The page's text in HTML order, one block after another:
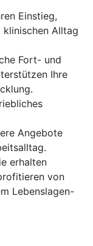
Einstieg,
klinischen Alltag
Fort- und
Ihre
Angebote
erhalten
von
Lebenslagen-